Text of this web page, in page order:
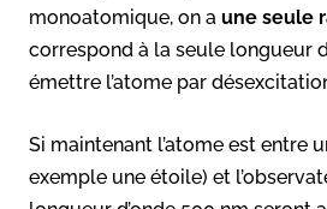
monoatomique, on a une seule
correspond à la seule longueur
émettre l’atome par
Si maintenant l’atome est entre
exemple une étoile) et